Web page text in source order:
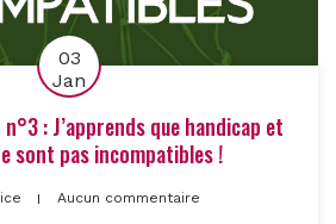
03
Jan
: J’apprends que handicap et
sont pas incompatibles !
Aucun commentaire